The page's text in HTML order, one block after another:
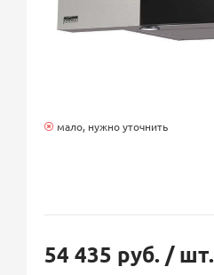
мало, нужно уточнить
54 435 руб. / шт.